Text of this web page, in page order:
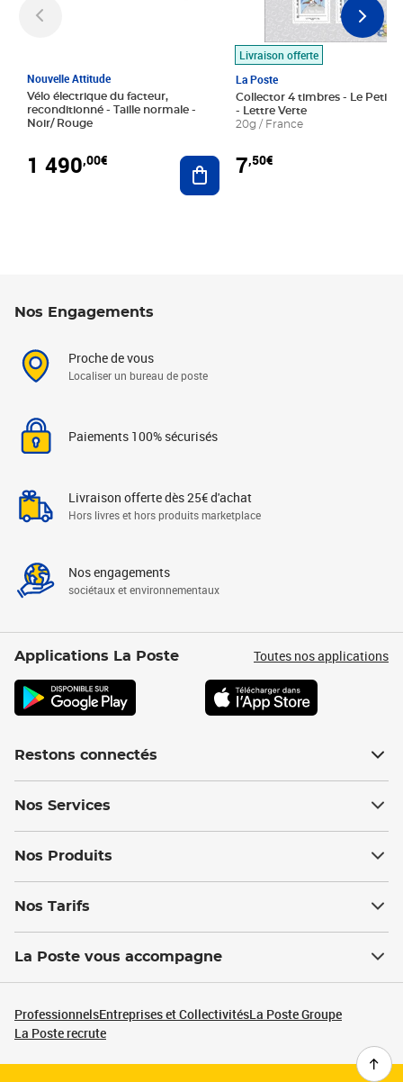
Nouvelle Attitude
Vélo électrique du facteur,
reconditionné - Taille normale -
Noir/ Rouge
1 490,00€ Ajouter au panier
Livraison offerte
La Poste
Collector 4 timbres - Le Petit
- Lettre Verte
20g / France
7,50€
Nos Engagements
Proche de vous
Localiser un bureau de poste
Paiements 100% sécurisés
Livraison offerte dès 25€ d'achat
Hors livres et hors produits marketplace
Nos engagements
sociétaux et environnementaux
Applications La Poste Toutes nos applications
Restons connectés
Nos Services
Nos Produits
Nos Tarifs
La Poste vous accompagne
ProfessionnelsEntreprises et CollectivitésLa Poste Groupe
La Poste recrute